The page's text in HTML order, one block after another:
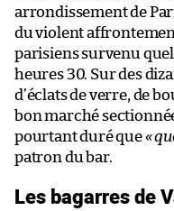
arrondissement de
du violent
parisiens survenu
heures 30. Sur des
d’éclats de verre, de
bon marché
pourtant duré que«
patron du bar.
Les bagarres de